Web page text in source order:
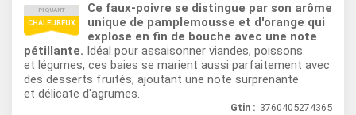
3
0
0
0
PIQUANT
CHALEUREUX
Ce faux-poivre se distingue par son arôme
unique de pamplemousse et d'orange qui
explose en fin de bouche avec une note
pétillante. Idéal pour assaisonner viandes, poissons
et légumes, ces baies se marient aussi parfaitement avec
des desserts fruités, ajoutant une note surprenante
et délicate d'agrumes.
Gtin : 3760405274365